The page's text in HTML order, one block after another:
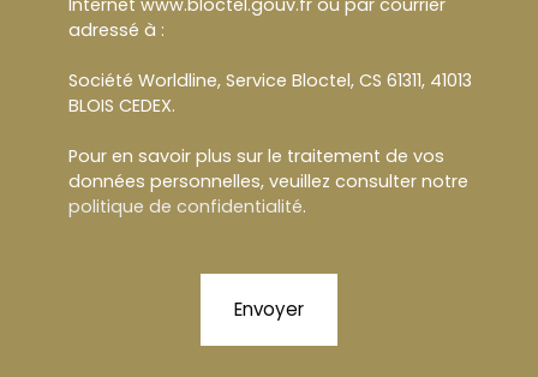
adressé à :
Société Worldline, Service Bloctel, CS 61311, 41013
BLOIS CEDEX.
Pour en savoir plus sur le traitement de vos
données personnelles, veuillez consulter notre
politique de confidentialité.
Envoyer